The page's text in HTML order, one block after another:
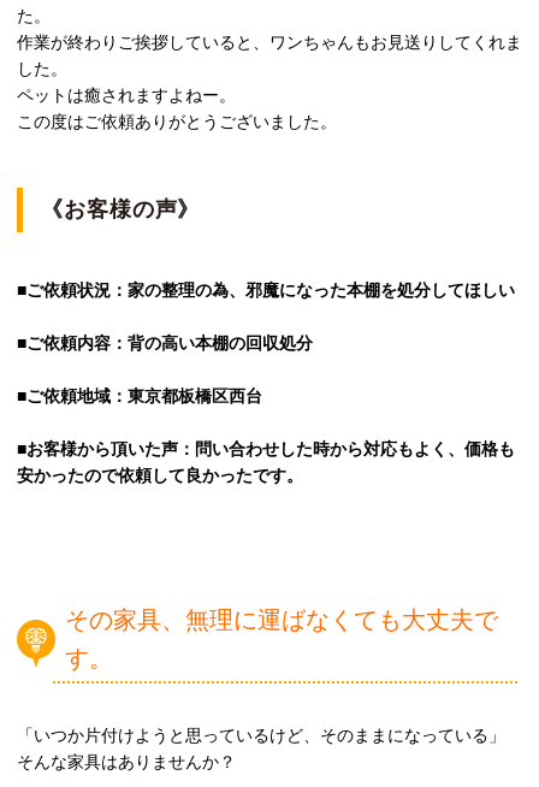
た。
作業が終わりご挨拶していると、ワンちゃんもお見送りしてくれま
した。
ペットは癒されますよねー。
この度はご依頼ありがとうございました。
《お客様の声》
■ご依頼状況：家の整理の為、邪魔になった本棚を処分してほしい
■ご依頼内容：背の高い本棚の回収処分
■ご依頼地域：東京都板橋区西台
■お客様から頂いた声：問い合わせした時から対応もよく、価格も
安かったので依頼して良かったです。
その家具、無理に運ばなくても大丈夫で
す。
「いつか片付けようと思っているけど、そのままになっている」
そんな家具はありませんか？